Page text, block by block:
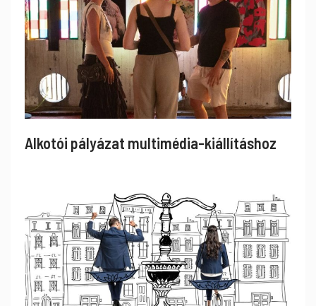
Alkotói pályázat multimédia-kiállításhoz